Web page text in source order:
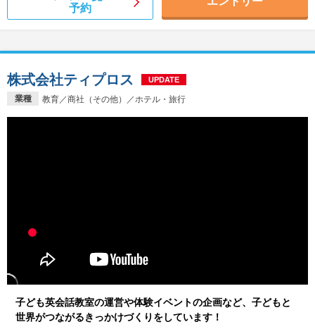
予約
業種 教育／商社（その他）／ホテル・旅行
株式会社ティプロス UPDATE
子ども英会話教室の運営や体験イベントの企画など、子どもと
世界がつながるきっかけづくりをしています！